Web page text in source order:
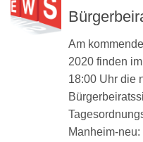
Am
2020 finden
18:00 Uhr die
Manheim-